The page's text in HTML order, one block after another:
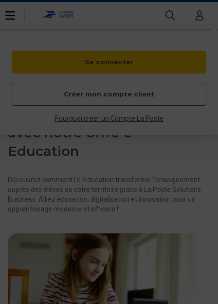
Menu
Se connecter
Créer mon compte client
Pourquoi créer un Compte La Postecollectivités
Mes besoins voir le sous-menu
Nos expertises voir le sous-menu
voir le sous-menu
Nos tarifs
Développez l’apprentissage
numérique dans vos écoles
avec notre offre e-
Education
Découvrez comment l'e-Education transforme l'enseignement
auprès des élèves de votre territoire grâce à La Poste Solutions
Business. Alliez éducation, digitalisation et innovation pour un
apprentissage moderne et efficace !